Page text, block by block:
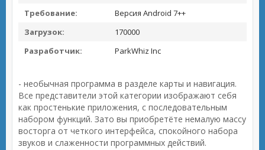
Требование:
Версия Android 7++
Загрузок:
170000
Разработчик:
ParkWhiz Inc
- необычная программа в разделе карты и навигация.
Все представители этой категории изображают себя
как простенькие приложения, с последовательным
набором функций. Зато вы приобретёте немалую массу
восторга от четкого интерфейса, спокойного набора
звуков и слаженности программных действий.